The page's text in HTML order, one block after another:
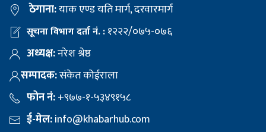
ठेगाना:याक एण्ड यति मार्ग, दरवारमार्ग
सूचना विभाग दर्ता नं. :१२२२/०७५-०७६
अध्यक्ष:नरेश श्रेष्ठ
सम्पादक:संकेत कोईराला
फोन नं:+९७७-१-५३४९१५८
ई-मेल:info@khabarhub.com